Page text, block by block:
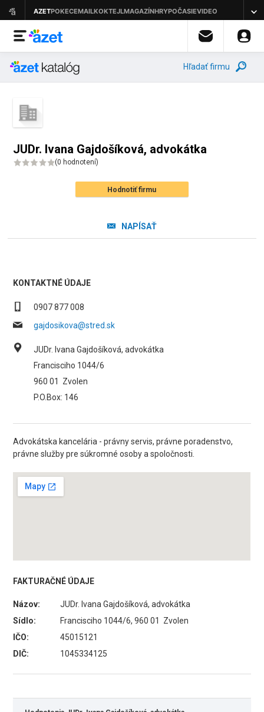
Hľadať firmu
JUDr. Ivana Gajdošíková, advokátka
(0 hodnotení)
Hodnotiť firmu
NAPÍSAŤ
KONTAKTNÉ ÚDAJE
0907 877 008
gajdosikova@stred.sk
JUDr. Ivana Gajdošíková, advokátka
Francisciho 1044/6
960 01
Zvolen
P.O.Box: 146
Advokátska kancelária - právny servis, právne poradenstvo,
právne služby pre súkromné osoby a spoločnosti.
FAKTURAČNÉ ÚDAJE
Názov:
JUDr. Ivana Gajdošíková, advokátka
Sídlo:
Francisciho 1044/6, 960 01 Zvolen
IČO:
45015121
DIČ:
1045334125